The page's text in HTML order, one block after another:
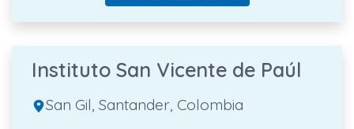
Instituto San Vicente de Paúl
San Gil, Santander, Colombia